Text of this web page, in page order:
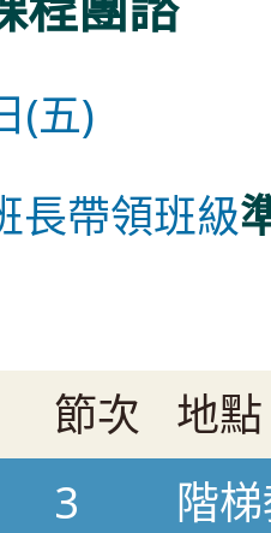
(五)
長帶領班級
節次
地點
3
階